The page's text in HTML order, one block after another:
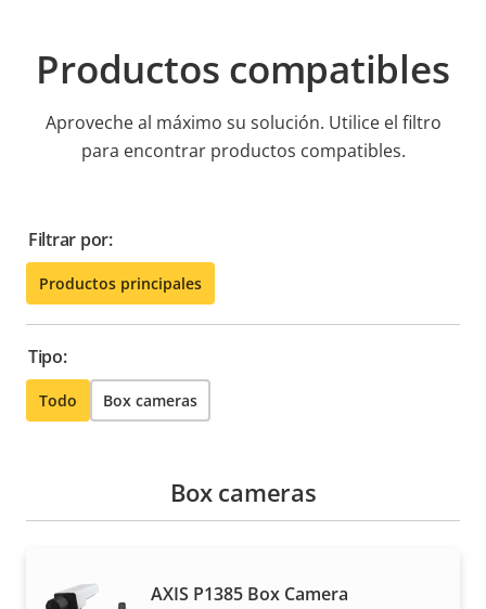
Productos compatibles
Aproveche al máximo su solución. Utilice el filtro
para encontrar productos compatibles.
Filtrar por:
Productos principales
Tipo:
Todo Box cameras
Box cameras
AXIS P1385 Box Camera